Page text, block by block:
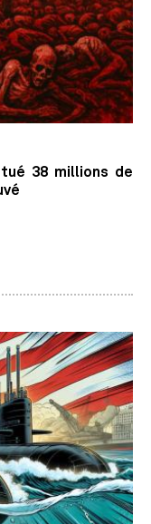
38 millions de